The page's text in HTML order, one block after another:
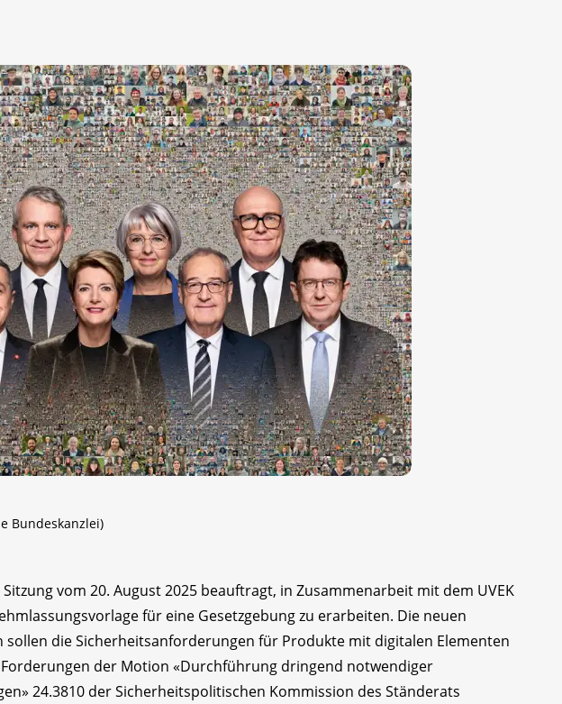
Bundeskanzlei)
Sitzung vom 20. August 2025 beauftragt, in Zusammenarbeit mit dem UVEK
für eine Gesetzgebung zu erarbeiten. Die neuen
sollen die Sicherheitsanforderungen für Produkte mit digitalen Elementen
der Motion «Durchführung dringend notwendiger
24.3810 der Sicherheitspolitischen Kommission des Ständerats